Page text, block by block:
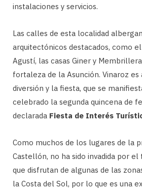
instalaciones y servicios.
Las calles de esta localidad
arquitectónicos destacados, como
Agustí, las casas Giner y
fortaleza de la Asunción. Vinaroz
diversión y la fiesta, que se
celebrado la segunda quincena de
declarada Fiesta de Interés
Como muchos de los lugares de la
Castellón, no ha sido invadida por
que disfrutan de algunas de las
la Costa del Sol, por lo que es una